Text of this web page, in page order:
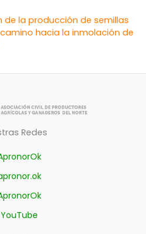
de la producción de semillas
camino hacia la inmolación de
Redes
YouTube